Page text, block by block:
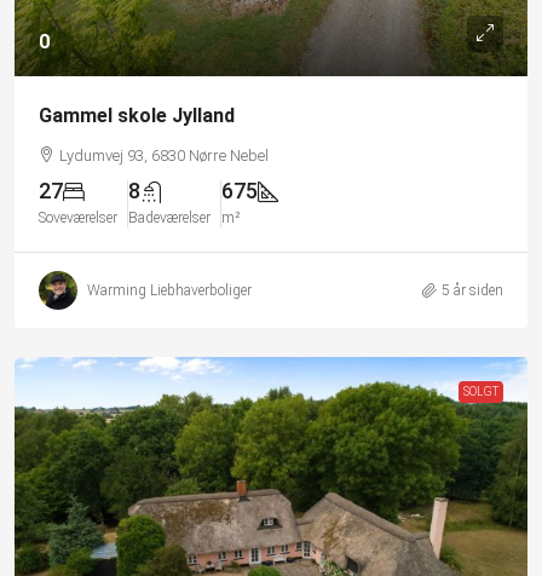
0
Gammel skole Jylland
Lydumvej 93, 6830 Nørre Nebel
27
Soveværelser
8
Badeværelser
675
m²
Warming Liebhaverboliger 5 år siden
SOLGT